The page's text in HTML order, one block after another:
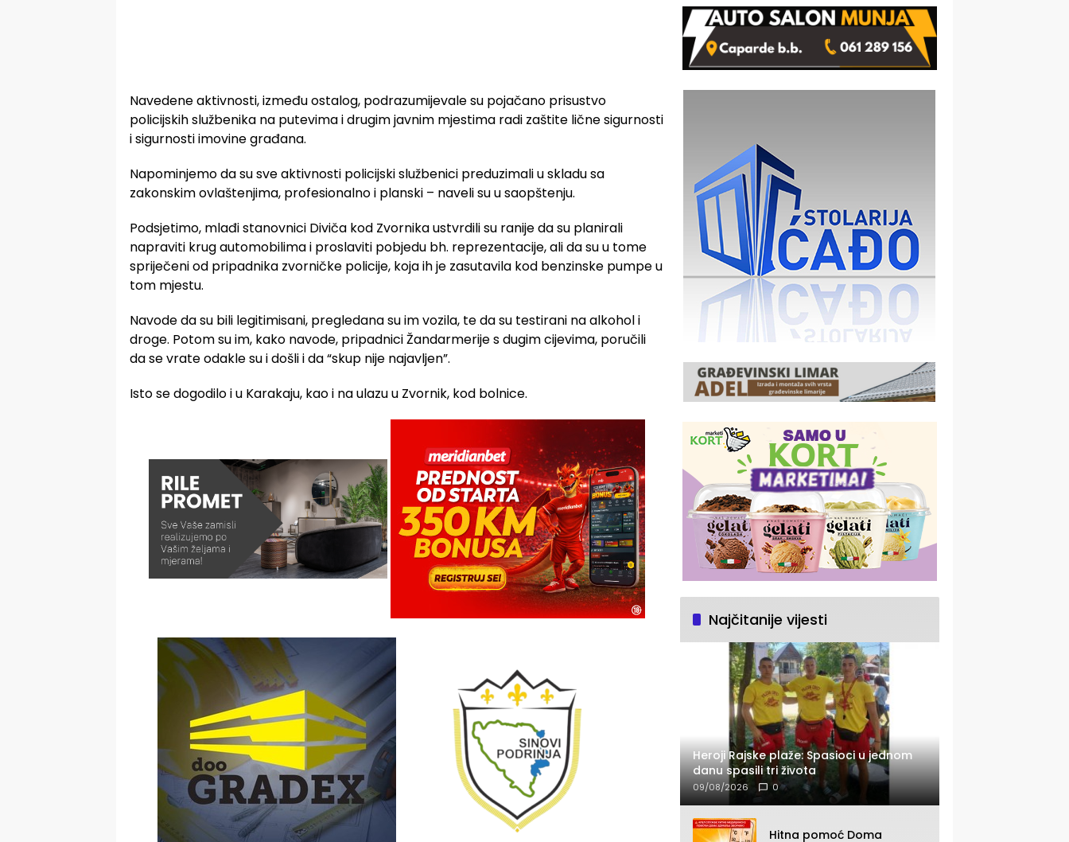
Navedene aktivnosti, između ostalog, podrazumijevale su pojačano prisustvo
policijskih službenika na putevima i drugim javnim mjestima radi zaštite lične sigurnosti
i sigurnosti imovine građana.
Napominjemo da su sve aktivnosti policijski službenici preduzimali u skladu sa
zakonskim ovlaštenjima, profesionalno i planski – naveli su u saopštenju.
Podsjetimo, mlađi stanovnici Diviča kod Zvornika ustvrdili su ranije da su planirali
napraviti krug automobilima i proslaviti pobjedu bh. reprezentacije, ali da su u tome
spriječeni od pripadnika zvorničke policije, koja ih je zasutavila kod benzinske pumpe u
tom mjestu.
Navode da su bili legitimisani, pregledana su im vozila, te da su testirani na alkohol i
droge. Potom su im, kako navode, pripadnici Žandarmerije s dugim cijevima, poručili
da se vrate odakle su i došli i da “skup nije najavljen”.
Isto se dogodilo i u Karakaju, kao i na ulazu u Zvornik, kod bolnice.
izgovorilo
sudbonosno da
u automobilu
Najčitanije vijesti
Heroji Rajske plaže: Spasioci u jednom
danu spasili tri života
09/08/2026 0
Hitna pomoć Doma